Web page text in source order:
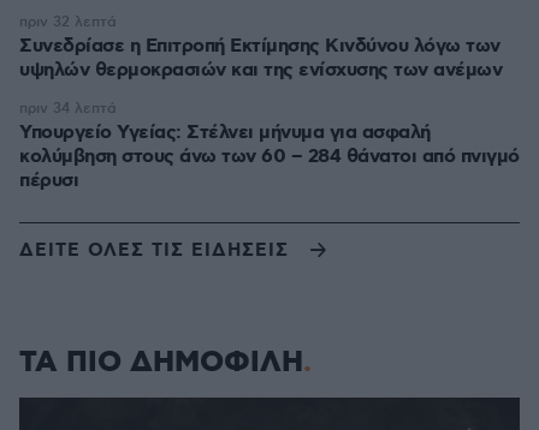
Συνεδρίασε η Επιτροπή Εκτίμησης Κινδύνου λόγω των
υψηλών θερμοκρασιών και της ενίσχυσης των ανέμων
πριν 32 λεπτά
Υπουργείο Υγείας: Στέλνει μήνυμα για ασφαλή
κολύμβηση στους άνω των 60 – 284 θάνατοι από πνιγμό
πέρυσι
πριν 34 λεπτά
ΔΕΙΤΕ ΟΛΕΣ ΤΙΣ ΕΙΔΗΣΕΙΣ
ΤΑ ΠΙΟ ΔΗΜΟΦΙΛΗ